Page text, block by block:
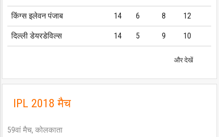
किंग्स इलेवन पंजाब 14 6 8 12
दिल्ली डेयरडेविल्स 14 5 9 10
और देखें
IPL 2018 मैच
59वां मैच, कोलकाता